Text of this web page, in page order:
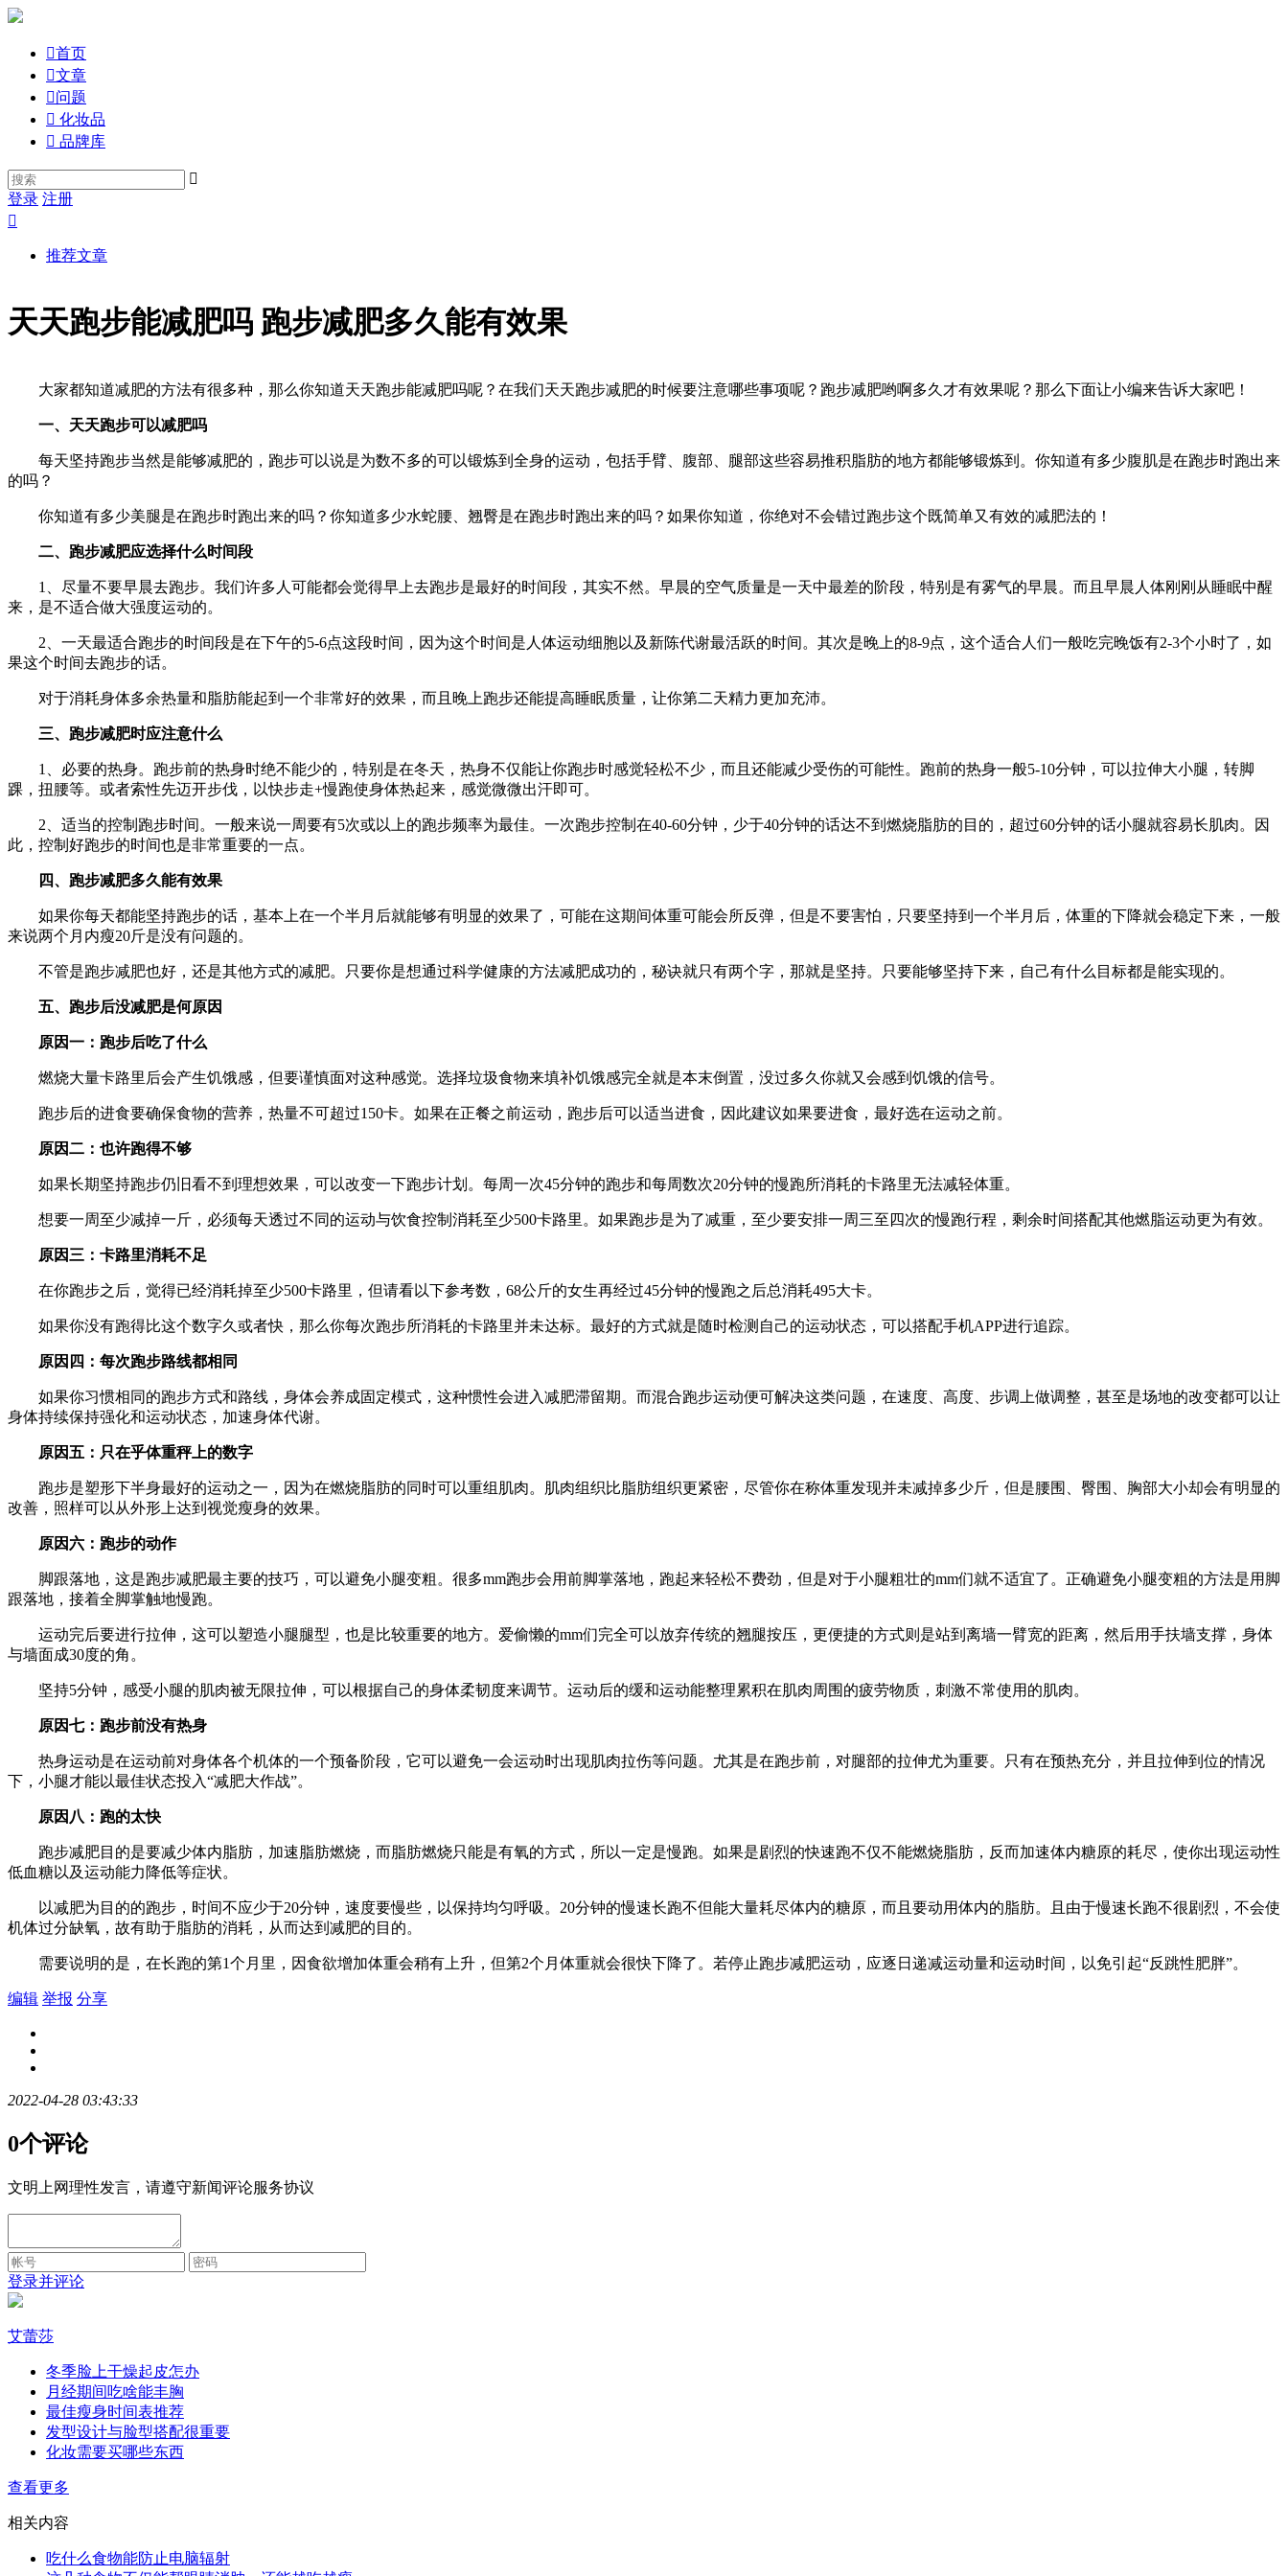
首页
文章
问题
 化妆品
 品牌库

登录 注册

推荐文章
天天跑步能减肥吗 跑步减肥多久能有效果
大家都知道减肥的方法有很多种，那么你知道天天跑步能减肥吗呢？在我们天天跑步减肥的时候要注意哪些事项呢？跑步减肥哟啊多久才有效果呢？那么下面让小编来告诉大家吧！
一、天天跑步可以减肥吗
每天坚持跑步当然是能够减肥的，跑步可以说是为数不多的可以锻炼到全身的运动，包括手臂、腹部、腿部这些容易推积脂肪的地方都能够锻炼到。你知道有多少腹肌是在跑步时跑出来
的吗？
你知道有多少美腿是在跑步时跑出来的吗？你知道多少水蛇腰、翘臀是在跑步时跑出来的吗？如果你知道，你绝对不会错过跑步这个既简单又有效的减肥法的！
二、跑步减肥应选择什么时间段
1、尽量不要早晨去跑步。我们许多人可能都会觉得早上去跑步是最好的时间段，其实不然。早晨的空气质量是一天中最差的阶段，特别是有雾气的早晨。而且早晨人体刚刚从睡眠中醒
来，是不适合做大强度运动的。
2、一天最适合跑步的时间段是在下午的5-6点这段时间，因为这个时间是人体运动细胞以及新陈代谢最活跃的时间。其次是晚上的8-9点，这个适合人们一般吃完晚饭有2-3个小时了，如
果这个时间去跑步的话。
对于消耗身体多余热量和脂肪能起到一个非常好的效果，而且晚上跑步还能提高睡眠质量，让你第二天精力更加充沛。
三、跑步减肥时应注意什么
1、必要的热身。跑步前的热身时绝不能少的，特别是在冬天，热身不仅能让你跑步时感觉轻松不少，而且还能减少受伤的可能性。跑前的热身一般5-10分钟，可以拉伸大小腿，转脚
踝，扭腰等。或者索性先迈开步伐，以快步走+慢跑使身体热起来，感觉微微出汗即可。
2、适当的控制跑步时间。一般来说一周要有5次或以上的跑步频率为最佳。一次跑步控制在40-60分钟，少于40分钟的话达不到燃烧脂肪的目的，超过60分钟的话小腿就容易长肌肉。因
此，控制好跑步的时间也是非常重要的一点。
四、跑步减肥多久能有效果
如果你每天都能坚持跑步的话，基本上在一个半月后就能够有明显的效果了，可能在这期间体重可能会所反弹，但是不要害怕，只要坚持到一个半月后，体重的下降就会稳定下来，一般
来说两个月内瘦20斤是没有问题的。
不管是跑步减肥也好，还是其他方式的减肥。只要你是想通过科学健康的方法减肥成功的，秘诀就只有两个字，那就是坚持。只要能够坚持下来，自己有什么目标都是能实现的。
五、跑步后没减肥是何原因
原因一：跑步后吃了什么
燃烧大量卡路里后会产生饥饿感，但要谨慎面对这种感觉。选择垃圾食物来填补饥饿感完全就是本末倒置，没过多久你就又会感到饥饿的信号。
跑步后的进食要确保食物的营养，热量不可超过150卡。如果在正餐之前运动，跑步后可以适当进食，因此建议如果要进食，最好选在运动之前。
原因二：也许跑得不够
如果长期坚持跑步仍旧看不到理想效果，可以改变一下跑步计划。每周一次45分钟的跑步和每周数次20分钟的慢跑所消耗的卡路里无法减轻体重。
想要一周至少减掉一斤，必须每天透过不同的运动与饮食控制消耗至少500卡路里。如果跑步是为了减重，至少要安排一周三至四次的慢跑行程，剩余时间搭配其他燃脂运动更为有效。
原因三：卡路里消耗不足
在你跑步之后，觉得已经消耗掉至少500卡路里，但请看以下参考数，68公斤的女生再经过45分钟的慢跑之后总消耗495大卡。
如果你没有跑得比这个数字久或者快，那么你每次跑步所消耗的卡路里并未达标。最好的方式就是随时检测自己的运动状态，可以搭配手机APP进行追踪。
原因四：每次跑步路线都相同
如果你习惯相同的跑步方式和路线，身体会养成固定模式，这种惯性会进入减肥滞留期。而混合跑步运动便可解决这类问题，在速度、高度、步调上做调整，甚至是场地的改变都可以让
身体持续保持强化和运动状态，加速身体代谢。
原因五：只在乎体重秤上的数字
跑步是塑形下半身最好的运动之一，因为在燃烧脂肪的同时可以重组肌肉。肌肉组织比脂肪组织更紧密，尽管你在称体重发现并未减掉多少斤，但是腰围、臀围、胸部大小却会有明显的
改善，照样可以从外形上达到视觉瘦身的效果。
原因六：跑步的动作
脚跟落地，这是跑步减肥最主要的技巧，可以避免小腿变粗。很多mm跑步会用前脚掌落地，跑起来轻松不费劲，但是对于小腿粗壮的mm们就不适宜了。正确避免小腿变粗的方法是用脚
跟落地，接着全脚掌触地慢跑。
运动完后要进行拉伸，这可以塑造小腿腿型，也是比较重要的地方。爱偷懒的mm们完全可以放弃传统的翘腿按压，更便捷的方式则是站到离墙一臂宽的距离，然后用手扶墙支撑，身体
与墙面成30度的角。
坚持5分钟，感受小腿的肌肉被无限拉伸，可以根据自己的身体柔韧度来调节。运动后的缓和运动能整理累积在肌肉周围的疲劳物质，刺激不常使用的肌肉。
原因七：跑步前没有热身
热身运动是在运动前对身体各个机体的一个预备阶段，它可以避免一会运动时出现肌肉拉伤等问题。尤其是在跑步前，对腿部的拉伸尤为重要。只有在预热充分，并且拉伸到位的情况
下，小腿才能以最佳状态投入“减肥大作战”。
原因八：跑的太快
跑步减肥目的是要减少体内脂肪，加速脂肪燃烧，而脂肪燃烧只能是有氧的方式，所以一定是慢跑。如果是剧烈的快速跑不仅不能燃烧脂肪，反而加速体内糖原的耗尽，使你出现运动性
低血糖以及运动能力降低等症状。
以减肥为目的的跑步，时间不应少于20分钟，速度要慢些，以保持均匀呼吸。20分钟的慢速长跑不但能大量耗尽体内的糖原，而且要动用体内的脂肪。且由于慢速长跑不很剧烈，不会使
机体过分缺氧，故有助于脂肪的消耗，从而达到减肥的目的。
需要说明的是，在长跑的第1个月里，因食欲增加体重会稍有上升，但第2个月体重就会很快下降了。若停止跑步减肥运动，应逐日递减运动量和运动时间，以免引起“反跳性肥胖”。
编辑 举报 分享
2022-04-28 03:43:33
0个评论
文明上网理性发言，请遵守新闻评论服务协议
登录并评论
艾蕾莎
冬季脸上干燥起皮怎办
月经期间吃啥能丰胸
最佳瘦身时间表推荐
发型设计与脸型搭配很重要
化妆需要买哪些东西
查看更多
相关内容
吃什么食物能防止电脑辐射